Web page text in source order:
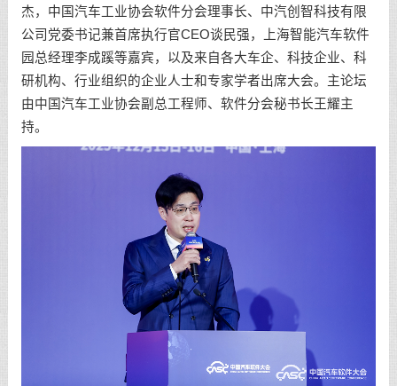
杰，中国汽车工业协会软件分会理事长、中汽创智科技有限
公司党委书记兼首席执行官CEO谈民强，上海智能汽车软件
园总经理李成蹊等嘉宾，以及来自各大车企、科技企业、科
研机构、行业组织的企业人士和专家学者出席大会。主论坛
由中国汽车工业协会副总工程师、软件分会秘书长王耀主
持。